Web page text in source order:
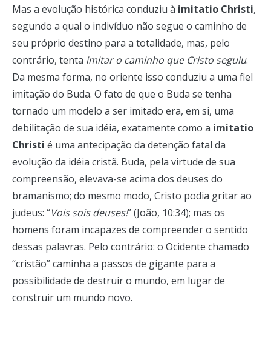
Mas a evolução histórica conduziu à imitatio Christi,
segundo a qual o indivíduo não segue o caminho de
seu próprio destino para a totalidade, mas, pelo
contrário, tenta imitar o caminho que Cristo seguiu.
Da mesma forma, no oriente isso conduziu a uma fiel
imitação do Buda. O fato de que o Buda se tenha
tornado um modelo a ser imitado era, em si, uma
debilitação de sua idéia, exatamente como a imitatio
Christi é uma antecipação da detenção fatal da
evolução da idéia cristã. Buda, pela virtude de sua
compreensão, elevava-se acima dos deuses do
bramanismo; do mesmo modo, Cristo podia gritar ao
judeus: “Vois sois deuses!” (João, 10:34); mas os
homens foram incapazes de compreender o sentido
dessas palavras. Pelo contrário: o Ocidente chamado
“cristão” caminha a passos de gigante para a
possibilidade de destruir o mundo, em lugar de
construir um mundo novo.